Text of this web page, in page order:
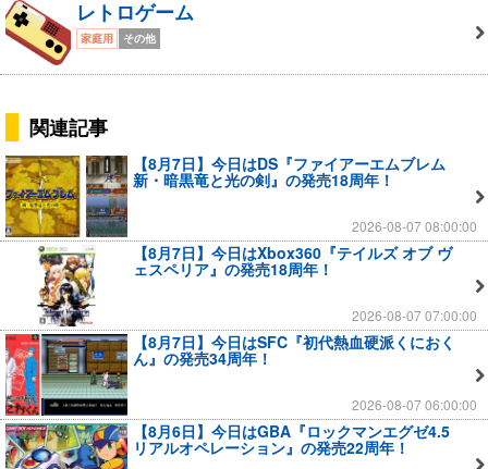
レトロゲーム
家庭用 その他
関連記事
【8月7日】今日はDS『ファイアーエムブレム
新・暗黒竜と光の剣』の発売18周年！
2026-08-07 08:00:00
【8月7日】今日はXbox360『テイルズ オブ ヴ
ェスペリア』の発売18周年！
2026-08-07 07:00:00
【8月7日】今日はSFC『初代熱血硬派くにおく
ん』の発売34周年！
2026-08-07 06:00:00
【8月6日】今日はGBA『ロックマンエグゼ4.5
リアルオペレーション』の発売22周年！